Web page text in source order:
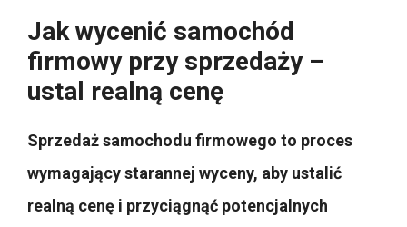
Jak wycenić samochód
firmowy przy sprzedaży –
ustal realną cenę
Sprzedaż samochodu firmowego to proces
wymagający starannej wyceny, aby ustalić
realną cenę i przyciągnąć potencjalnych